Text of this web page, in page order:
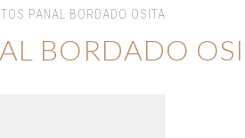
PANAL BORDADO OSITA
BORDADO